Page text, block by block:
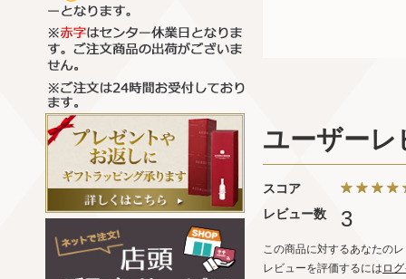
ユーザーレ
スコア
レビュー数
3
この商品に対するあなたの
レビューを評価するには ロ